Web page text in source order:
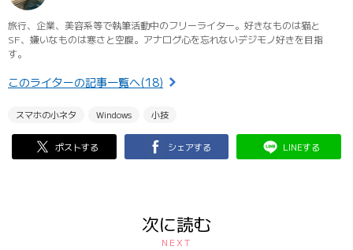
旅行、企業、美容系等で執筆活動中のフリーライター。好きなものは猫と
SF、嫌いなものは寒さと空腹。アナログ心を忘れないデジモノ好きを目指
す。
このライターの記事一覧へ(18)
スマホの小ネタ Windows 小技
ポストする シェアする LINEする
次に読む
NEXT